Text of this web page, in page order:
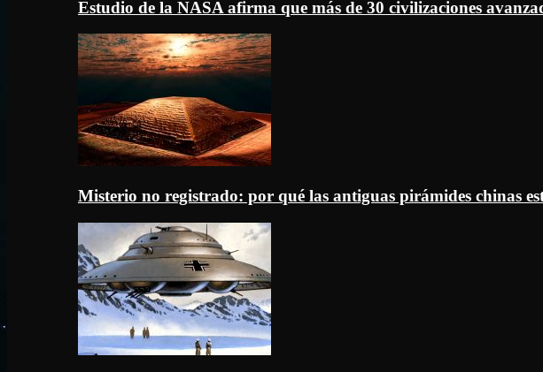
Estudio de la NASA afirma que más de 30 civilizaciones
Misterio no registrado: por qué las antiguas pirámides chinas